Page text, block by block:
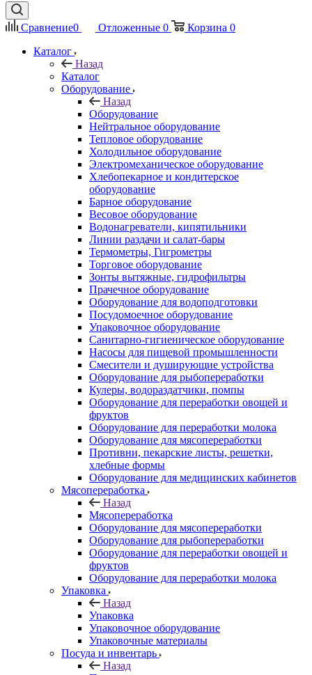
Сравнение0 Отложенные 0 Корзина 0
Каталог
Назад
Каталог
Оборудование
Назад
Оборудование
Нейтральное оборудование
Тепловое оборудование
Холодильное оборудование
Электромеханическое оборудование
Хлебопекарное и кондитерское
оборудование
Барное оборудование
Весовое оборудование
Водонагреватели, кипятильники
Линии раздачи и салат-бары
Термометры, Гигрометры
Торговое оборудование
Зонты вытяжные, гидрофильтры
Прачечное оборудование
Оборудование для водоподготовки
Посудомоечное оборудование
Упаковочное оборудование
Санитарно-гигиеническое оборудование
Насосы для пищевой промышленности
Смесители и душирующие устройства
Оборудование для рыбопереработки
Кулеры, водораздатчики, помпы
Оборудование для переработки овощей и
фруктов
Оборудование для переработки молока
Оборудование для мясопереработки
Противни, пекарские листы, решетки,
хлебные формы
Оборудование для медицинских кабинетов
Мясопереработка
Назад
Мясопереработка
Оборудование для мясопереработки
Оборудование для рыбопереработки
Оборудование для переработки овощей и
фруктов
Оборудование для переработки молока
Упаковка
Назад
Упаковка
Упаковочное оборудование
Упаковочные материалы
Посуда и инвентарь
Назад